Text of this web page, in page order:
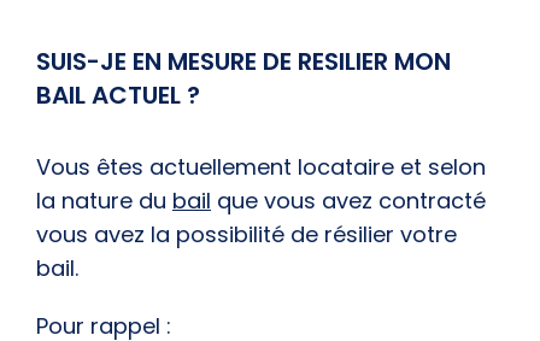
SUIS-JE EN MESURE DE RESILIER MON
BAIL ACTUEL ?
Vous êtes actuellement locataire et selon
la nature du bail que vous avez contracté
vous avez la possibilité de résilier votre
bail.
Pour rappel :